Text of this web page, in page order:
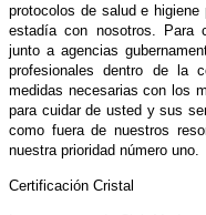
protocolos de salud e
estadía con nosotros. Para
junto a agencias
profesionales dentro de la
medidas necesarias con los
para cuidar de usted y sus
como fuera de nuestros
nuestra prioridad número uno.
Certificación Cristal